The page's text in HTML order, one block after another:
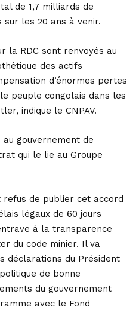
de 1,7 milliards de
les 20 ans à venir.
la RDC sont renvoyés au
des actifs
d’énormes pertes
peuple congolais dans les
indique le CNPAV.
au gouvernement de
qui le lie au Groupe
refus de publier cet accord
légaux de 60 jours
à la transparence
du code minier. Il va
déclarations du Président
de bonne
du gouvernement
avec le Fond